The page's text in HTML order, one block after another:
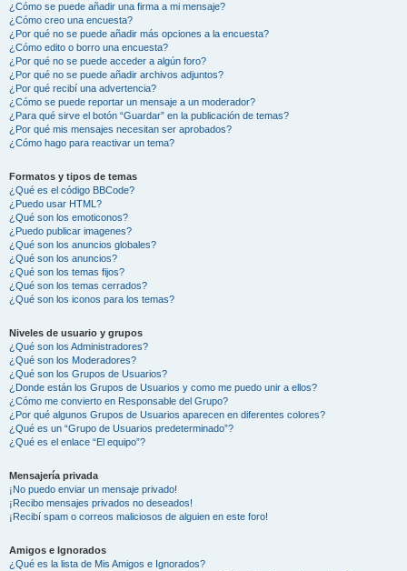
¿Cómo se puede añadir una firma a mi mensaje?
¿Cómo creo una encuesta?
¿Por qué no se puede añadir más opciones a la encuesta?
¿Cómo edito o borro una encuesta?
¿Por qué no se puede acceder a algún foro?
¿Por qué no se puede añadir archivos adjuntos?
¿Por qué recibí una advertencia?
¿Cómo se puede reportar un mensaje a un moderador?
¿Para qué sirve el botón “Guardar” en la publicación de temas?
¿Por qué mis mensajes necesitan ser aprobados?
¿Cómo hago para reactivar un tema?
Formatos y tipos de temas
¿Qué es el código BBCode?
¿Puedo usar HTML?
¿Qué son los emoticonos?
¿Puedo publicar imagenes?
¿Qué son los anuncios globales?
¿Qué son los anuncios?
¿Qué son los temas fijos?
¿Qué son los temas cerrados?
¿Qué son los iconos para los temas?
Niveles de usuario y grupos
¿Qué son los Administradores?
¿Qué son los Moderadores?
¿Qué son los Grupos de Usuarios?
¿Donde están los Grupos de Usuarios y como me puedo unir a ellos?
¿Cómo me convierto en Responsable del Grupo?
¿Por qué algunos Grupos de Usuarios aparecen en diferentes colores?
¿Qué es un “Grupo de Usuarios predeterminado”?
¿Qué es el enlace “El equipo”?
Mensajería privada
¡No puedo enviar un mensaje privado!
¡Recibo mensajes privados no deseados!
¡Recibí spam o correos maliciosos de alguien en este foro!
Amigos e Ignorados
¿Qué es la lista de Mis Amigos e Ignorados?